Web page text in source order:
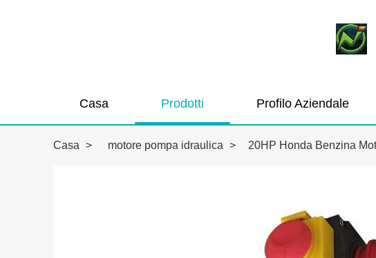
Casa Prodotti Profilo Aziendale
Casa > motore pompa idraulica > 20HP Honda Benzina